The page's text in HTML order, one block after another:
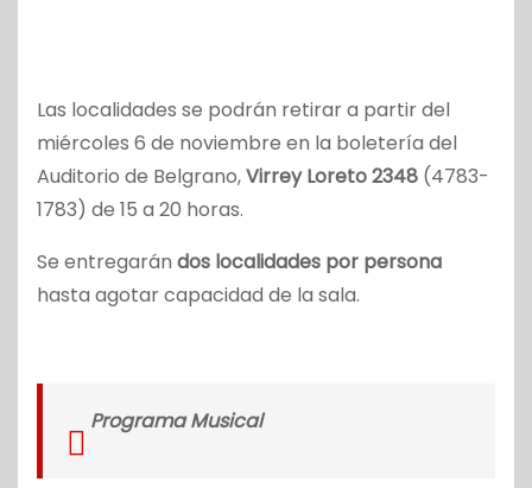
Las localidades se podrán retirar a partir del
miércoles 6 de noviembre en la boletería del
Auditorio de Belgrano,Virrey Loreto 2348 (4783-
1783) de 15 a 20 horas.
Se entregarán dos localidades por persona
hasta agotar capacidad de la sala.
Programa Musical